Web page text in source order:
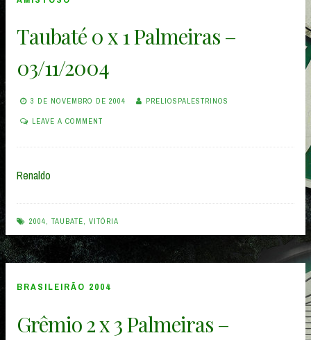
Taubaté 0 x 1 Palmeiras –
03/11/2004
3 DE NOVEMBRO DE 2004 PRELIOSPALESTRINOS
LEAVE A COMMENT
Renaldo
2004 TAUBATÉ VITÓRIA
BRASILEIRÃO 2004
Grêmio 2 x 3 Palmeiras –